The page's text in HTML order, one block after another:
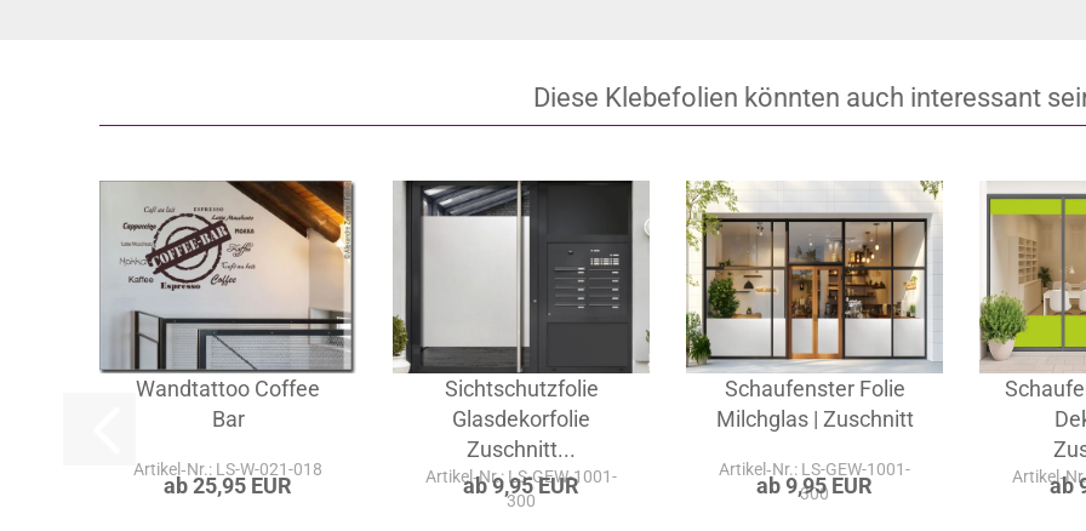
Diese Klebefolien könnten auch interessant
Wandtattoo Coffee
Bar
Artikel‑Nr.: LS-W-021-018
ab 25,95 EUR
Sichtschutzfolie
Glasdekorfolie
Zuschnitt...
Artikel‑Nr.: LS-GEW-1001-
300
ab 9,95 EUR
Schaufenster Folie
Milchglas | Zuschnitt
Artikel‑Nr.: LS-GEW-1001-
300
ab 9,95 EUR ab